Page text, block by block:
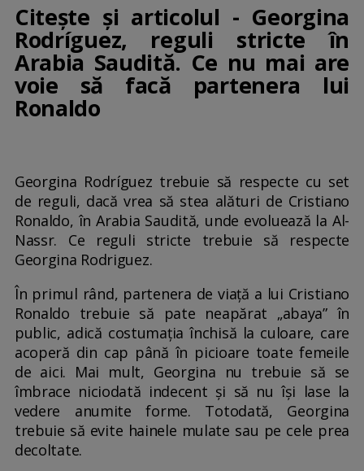
Citește și articolul - Georgina
Rodríguez, reguli stricte în
Arabia Saudită. Ce nu mai are
voie să facă partenera lui
Ronaldo
Georgina Rodríguez trebuie să respecte cu set
de reguli, dacă vrea să stea alături de Cristiano
Ronaldo, în Arabia Saudită, unde evoluează la Al-
Nassr. Ce reguli stricte trebuie să respecte
Georgina Rodriguez.
În primul rând, partenera de viață a lui Cristiano
Ronaldo trebuie să pate neapărat „abaya” în
public, adică costumația închisă la culoare, care
acoperă din cap până în picioare toate femeile
de aici. Mai mult, Georgina nu trebuie să se
îmbrace niciodată indecent și să nu își lase la
vedere anumite forme. Totodată, Georgina
trebuie să evite hainele mulate sau pe cele prea
decoltate.